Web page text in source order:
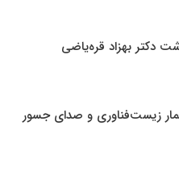
دکتر بهزاد قره‌یاضی
زیست‌فناوری و صدای جسور